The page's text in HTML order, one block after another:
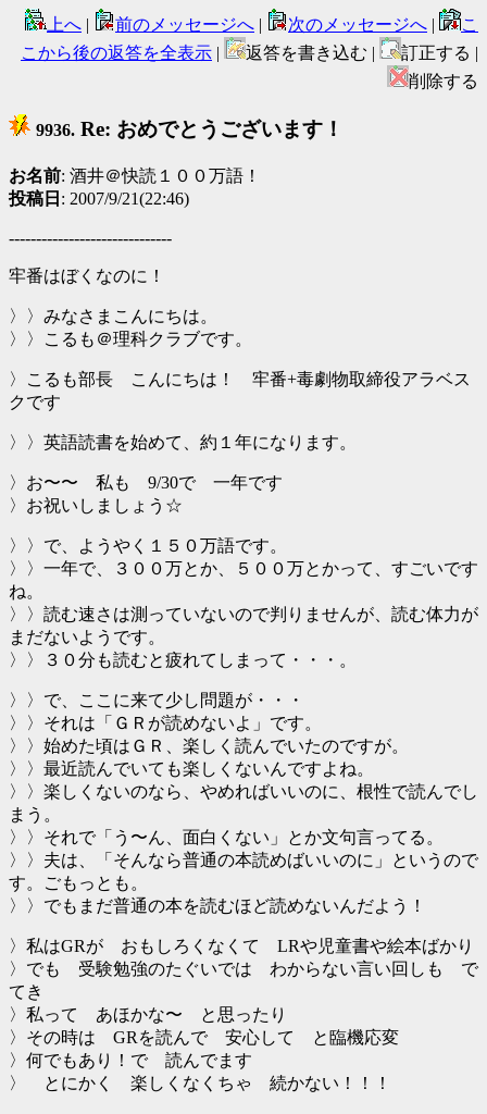
上へ | 前のメッセージへ | 次のメッセージへ |
こ
こから後の返答を全表示 | 返答を書き込む |
訂正する |
削除する
9936. Re: おめでとうございます！
お名前: 酒井＠快読１００万語！
投稿日 : 2007/9/21(22:46)
------------------------------
牢番はぼくなのに！
〉〉みなさまこんにちは。
〉〉こるも＠理科クラブです。
〉こるも部長 こんにちは！ 牢番+毒劇物取締役アラベス
クです
〉〉英語読書を始めて、約１年になります。
〉お〜〜 私も 9/30で 一年です
〉お祝いしましょう☆
〉〉で、ようやく１５０万語です。
〉〉一年で、３００万とか、５００万とかって、すごいです
ね。
〉〉読む速さは測っていないので判りませんが、読む体力が
まだないようです。
〉〉３０分も読むと疲れてしまって・・・。
〉〉で、ここに来て少し問題が・・・
〉〉それは「ＧＲが読めないよ」です。
〉〉始めた頃はＧＲ、楽しく読んでいたのですが。
〉〉最近読んでいても楽しくないんですよね。
〉〉楽しくないのなら、やめればいいのに、根性で読んでし
まう。
〉〉それで「う〜ん、面白くない」とか文句言ってる。
〉〉夫は、「そんなら普通の本読めばいいのに」というので
す。ごもっとも。
〉〉でもまだ普通の本を読むほど読めないんだよう！
〉私はGRが おもしろくなくて LRや児童書や絵本ばかり
〉でも 受験勉強のたぐいでは わからない言い回しも で
てき
〉私って あほかな〜 と思ったり
〉その時は GRを読んで 安心して と臨機応変
〉何でもあり！で 読んでます
〉 とにかく 楽しくなくちゃ 続かない！！！